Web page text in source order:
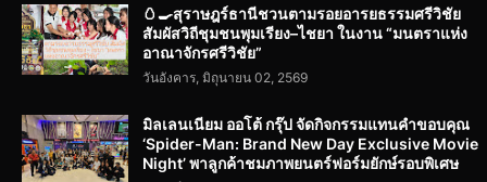
🥚🍳สุราษฎร์ธานีชวนตามรอยอารยธรรมศรีวิชัย
สัมผัสวิถีชุมชนพุมเรียง–ไชยา ในงาน “มนตราแห่ง
อาณาจักรศรีวิชัย”
วันอังคาร, มิถุนายน 02, 2569
มิลเลนเนียม ออโต้ กรุ๊ป จัดกิจกรรมแทนคำขอบคุณ
‘Spider-Man: Brand New Day Exclusive Movie
Night’ พาลูกค้าชมภาพยนตร์ฟอร์มยักษ์รอบพิเศษ